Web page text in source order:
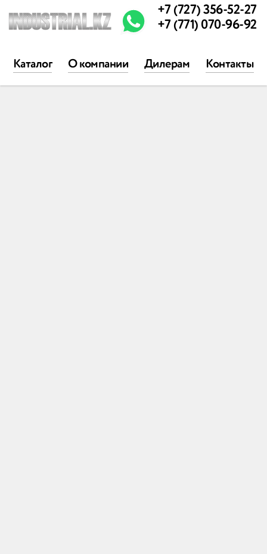
Каталог О компании Дилерам Контакты
+7 (727) 356-52-27
+7 (771) 070-96-92